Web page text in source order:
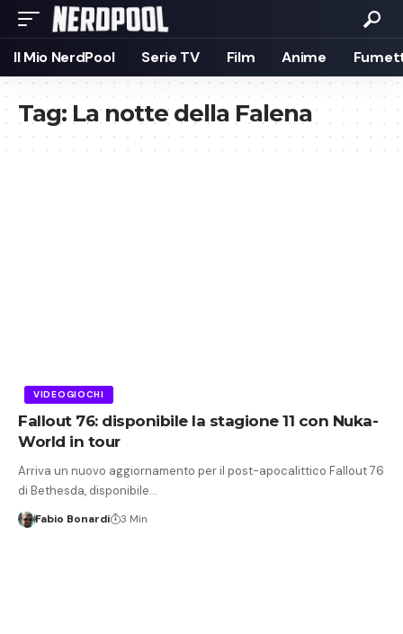
Il Mio NerdPool Serie TV Film Anime
Tag: La notte della Falena
VIDEOGIOCHI
Fallout 76: disponibile la stagione 11 con Nuka-
World in tour
Arriva un nuovo aggiornamento per il post-apocalittico Fallout 76
di Bethesda, disponibile…
Fabio Bonardi 3 Min